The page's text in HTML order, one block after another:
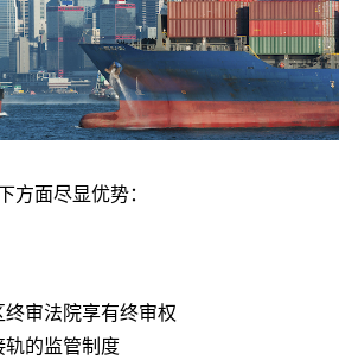
方面尽显优势：
审法院享有终审权
的监管制度